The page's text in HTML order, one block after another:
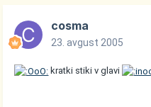
cosma
23. avgust 2005
kratki stiki v glavi